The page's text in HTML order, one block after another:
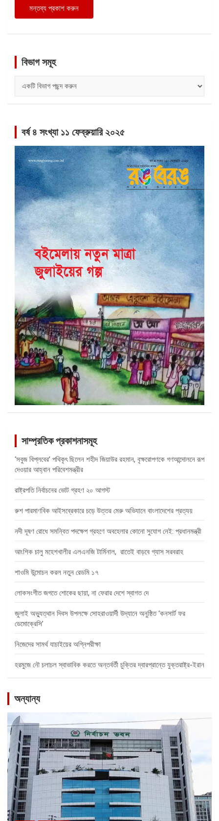
বিভাগ সমূহ
সমূহ
বর্ষ ৪ সংখ্যা ১১ ফেব্রুয়ারি ২০২৫
সাম্প্রতিক প্রকাশনাসমূহ
‘সবুজ বিপ্লবের’ পথিকৃৎ ছিলেন শহীদ জিয়াউর রহমান, বৃক্ষরোপণকে গণআন্দোলনে রূপ
দেওয়ার আহ্বান পরিবেশমন্ত্রীর
রাষ্ট্রপতি নির্বাচনের ভোট গ্রহণ ২০ আগস্ট
রুশ পারমাণবিক আইসব্রেকারে চড়ে উত্তর মেরু অভিযানে বাংলাদেশের প্রত্যয়
নদী দূষণ রোধে সমন্বিত পদক্ষেপ গ্রহণে অবহেলার কোনো সুযোগ নেই: প্রধানমন্ত্রী
আংশিক চালু মহেশখালীর এলএনজি টার্মিনাল, রাতেই বাড়বে গ্যাস সরবরাহ
শাওমি উন্মোচন করল নতুন রেডমি ১৭
লোকসংগীত জগতে শোকের ছায়া, না ফেরার দেশে স্বাগত দে
জুলাই অভ্যুত্থান দিবস উপলক্ষে সোহরাওয়ার্দী উদ্যানে অনুষ্ঠিত ‘কনসার্ট ফর
ডেমোক্রেসি’
নিজেদের সামর্থ যাচাইয়ের অগ্নিপরীক্ষা
হরমুজে নৌ চলাচল স্বাভাবিক করতে অন্তর্বর্তী চুক্তির দ্বারপ্রান্তে যুক্তরাষ্ট্র-ইরান
অন্যান্য